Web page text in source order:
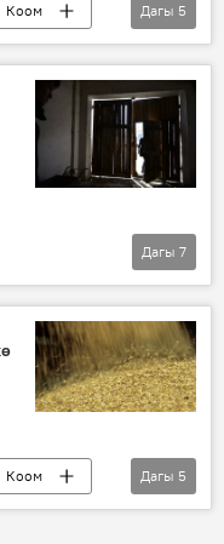
Коом
иши
Дагы 5
жаратты
Дагы 7
Коом
Дагы 5